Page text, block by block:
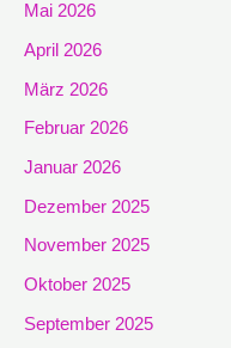
Mai 2026
April 2026
März 2026
Februar 2026
Januar 2026
Dezember 2025
November 2025
Oktober 2025
September 2025